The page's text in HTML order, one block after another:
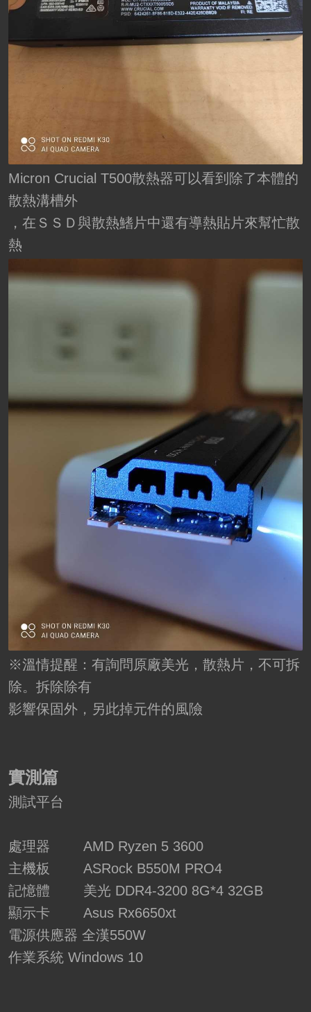
Micron Crucial T500散熱器可以看到除了本體的
散熱溝槽外
，在ＳＳＤ與散熱鰭片中還有導熱貼片來幫忙散
熱
※溫情提醒：有詢問原廠美光，散熱片，不可拆
除。拆除除有
影響保固外，另此掉元件的風險
實測篇
測試平台
處理器 AMD Ryzen 5 3600
主機板 ASRock B550M PRO4
記憶體 美光 DDR4-3200 8G*4 32GB
顯示卡 Asus Rx6650xt
電源供應器 全漢550W
作業系統 Windows 10